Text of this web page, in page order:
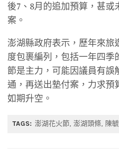
後7、8月的追加預算，甚或
案。
澎湖縣政府表示，歷年來旅
度包裹編列，包括一年四季
節是主力，可能因議員有
通，再送出墊付案，力求預
如期升空。
TAGS: 澎湖花火節 澎湖頭條 陳